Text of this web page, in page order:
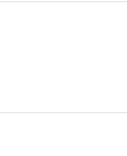
]
アイコンをクリックすると
学不可
に入居可能